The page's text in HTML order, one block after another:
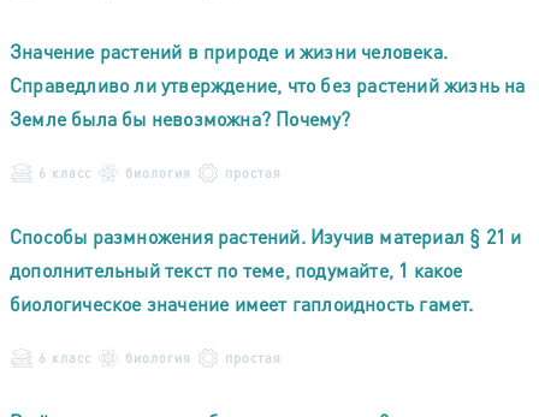
Значение растений в природе и жизни человека.
Справедливо ли утверждение, что без растений жизнь на
Земле была бы невозможна? Почему?
6 класс биология простая
Способы размножения растений. Изучив материал § 21 и
дополнительный текст по теме, подумайте, 1 какое
биологическое значение имеет гаплоидность гамет.
6 класс биология простая